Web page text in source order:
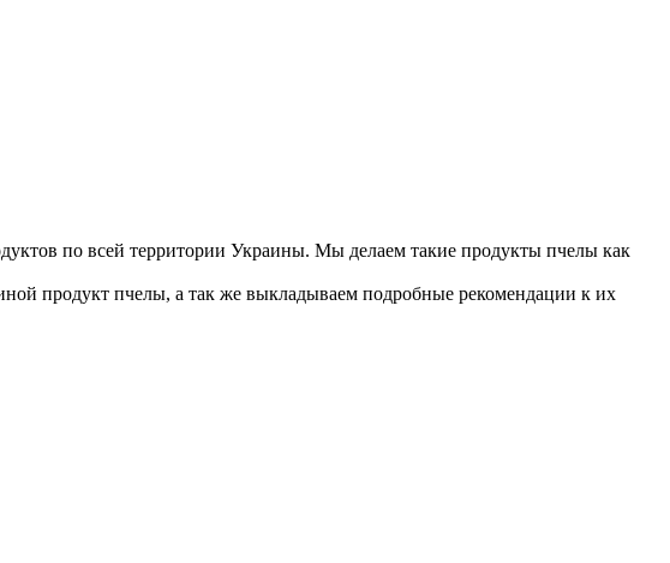
по всей территории Украины. Мы делаем такие продукты пчелы как
продукт пчелы, а так же выкладываем подробные рекомендации к их